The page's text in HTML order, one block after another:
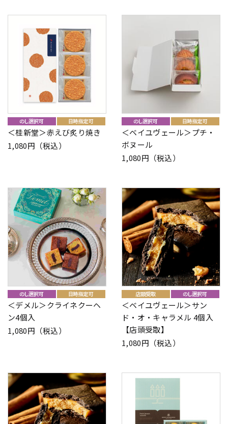
＜桂新堂＞赤えび炙り焼き
1,080円（税込）
＜ベイユヴェール＞プチ・
ボヌール
1,080円（税込）
＜デメル＞クライネクーヘ
ン4個入
1,080円（税込）
＜ベイユヴェール＞サン
ド・オ・キャラメル 4個入
【店頭受取】
1,080円（税込）